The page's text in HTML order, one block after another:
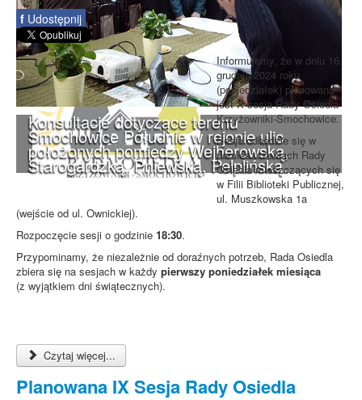
Konsultacje dotyczące terenu
Smochowice Południe w rejonie ulic
położonych pomiędzy Wejherowską,
Starogardzką, Pniewską, Pelplińską.
f Udostępnij
Informujemy, że w dniu 16
grudnia 2024 roku
(poniedziałek) planowana
jest X sesja Rady Osiedla
Krzyżowniki-Smochowice.
Sesja odbędzie się w
pomieszczeniach Rady
Osiedla mieszczących się
w Filii Biblioteki Publicznej,
ul. Muszkowska 1a
(wejście od ul. Ownickiej).
Rozpoczęcie sesji o godzinie 18:30.
Przypominamy, że niezależnie od doraźnych potrzeb, Rada Osiedla
zbiera się na sesjach w każdy pierwszy poniedziałek miesiąca
(z wyjątkiem dni świątecznych).
Czytaj więcej...
Planowana IX Sesja Rady Osiedla